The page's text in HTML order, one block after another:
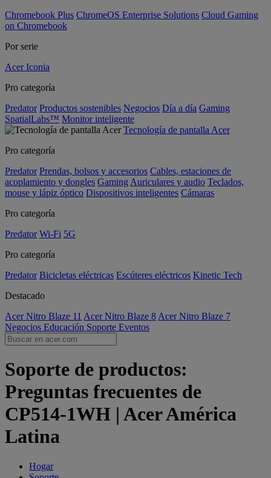
Chromebook Plus ChromeOS Enterprise Solutions Cloud Gaming
on Chromebook
Por serie
Acer Iconia
Pro categoría
Predator Productos sostenibles Negocios Día a día Gaming
SpatialLabs™ Monitor inteligente
Tecnología de pantalla Acer
Pro categoría
Predator Prendas, bolsos y accesorios Cables, estaciones de
acoplamiento y dongles Gaming Auriculares y audio Teclados,
mouse y lápiz óptico Dispositivos inteligentes Cámaras
Pro categoría
Predator Wi-Fi 5G
Pro categoría
Predator Bicicletas eléctricas Escúteres eléctricos Kinetic Tech
Destacado
Acer Nitro Blaze 11 Acer Nitro Blaze 8 Acer Nitro Blaze 7
Negocios Educación Soporte Eventos
Soporte de productos:
Preguntas frecuentes de
CP514-1WH | Acer América
Latina
Hogar